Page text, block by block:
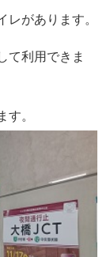
があります。
て利用できま
。